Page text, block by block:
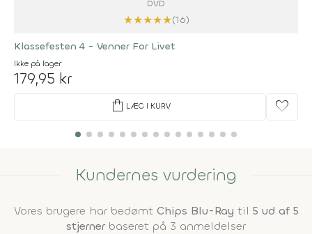
DVD
★★★★★(16)
Klassefesten 4 - Venner For Livet
Ikke på lager
179,95 kr
shopping_bag LÆG I KURV favorite
Kundernes vurdering
Vores brugere har bedømt Chips Blu-Ray til 5 ud af 5
stjernerbaseret på 3 anmeldelser